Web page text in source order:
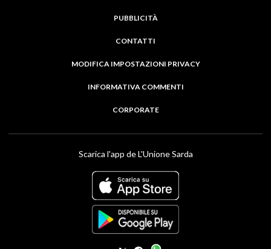
PUBBLICITÀ
CONTATTI
MODIFICA IMPOSTAZIONI PRIVACY
INFORMATIVA COMMENTI
CORPORATE
Scarica l'app de L'Unione Sarda